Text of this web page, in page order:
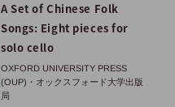
A Set of Chinese Folk
Songs: Eight pieces for
solo cello
OXFORD UNIVERSITY PRESS
(OUP)・オックスフォード大学出版
局